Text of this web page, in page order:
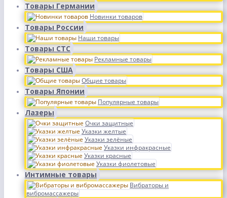
Товары Германии
Новинки товаров
Товары России
Наши товары
Товары СТС
Рекламные товары
Товары США
Общие товары
Товары Японии
Популярные товары
Лазеры
Очки защитные
Указки желтые
Указки зелёные
Указки инфракрасные
Указки красные
Указки фиолетовые
Интимные товары
Вибраторы и
вибромассажеры